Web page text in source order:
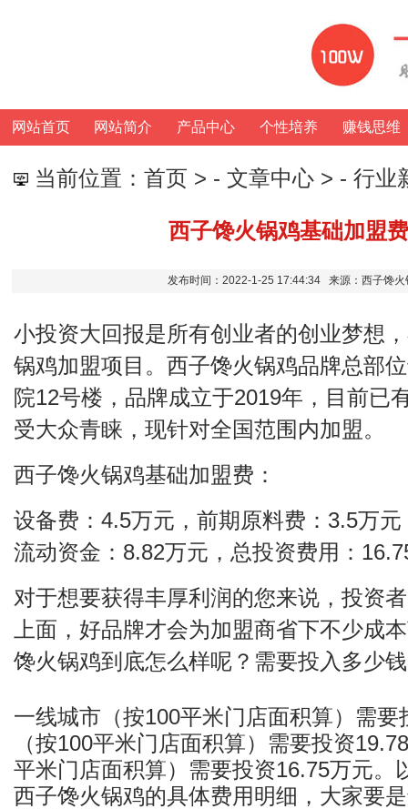
网站首页 网站简介 产品中心 个性培养 赚钱思维
当前位置： 首页 > - 文章中心 > - 行业
西子馋火锅鸡基础加盟
发布时间：2022-1-25 17:44:34 来源：西子馋
小投资大回报是所有创业者的创业梦想
锅鸡加盟项目。西子馋火锅鸡品牌总部
院12号楼，品牌成立于2019年，目前已
受大众青睐，现针对全国范围内加盟。
西子馋火锅鸡基础加盟费：
设备费：4.5万元，前期原料费：3.5万
流动资金：8.82万元，总投资费用：
对于想要获得丰厚利润的您来说，投资
上面，好品牌才会为加盟商省下不少成
馋火锅鸡到底怎么样呢？需要投入多少
一线城市（按100平米门店面积算）需
（按100平米门店面积算）需要投资
平米门店面积算）需要投资16.75万元。
西子馋火锅鸡的具体费用明细，大家要